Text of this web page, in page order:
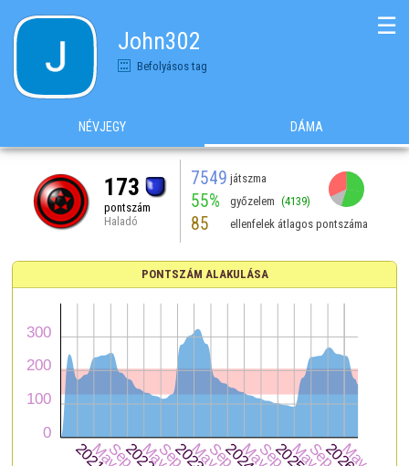
John302
Befolyásos tag
☰
NÉVJEGY DÁMA
173
pontszám
Haladó
7549 játszma
55% győzelem (4139)
85 ellenfelek átlagos pontszáma
PONTSZÁM ALAKULÁSA